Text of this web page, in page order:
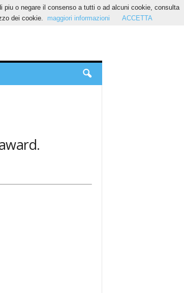
o negare il consenso a tutti o ad alcuni cookie, consulta
dei cookie.
maggiori informazioni ACCETTA